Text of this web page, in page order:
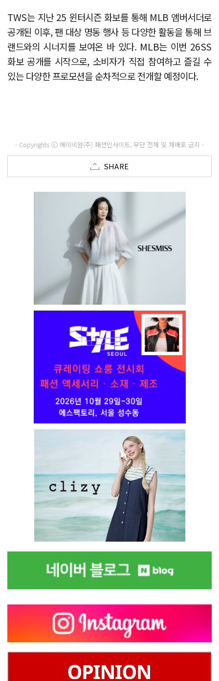
TWS는 지난 25 윈터시즌 화보를 통해 MLB 앰버서더로
공개된 이후, 팬 대상 명동 행사 등 다양한 활동을 통해 브
랜드와의 시너지를 보여온 바 있다. MLB는 이번 26SS
화보 공개를 시작으로, 소비자가 직접 참여하고 즐길 수
있는 다양한 프로모션을 순차적으로 전개할 예정이다.
- Copyrights ⓒ 메이비원(주) 패션인사이트, 무단 전재 및 재배포 금지 -
SHARE